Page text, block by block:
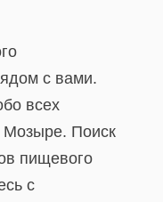
с вами.
всех
Мозыре. Поиск
пищевого
с